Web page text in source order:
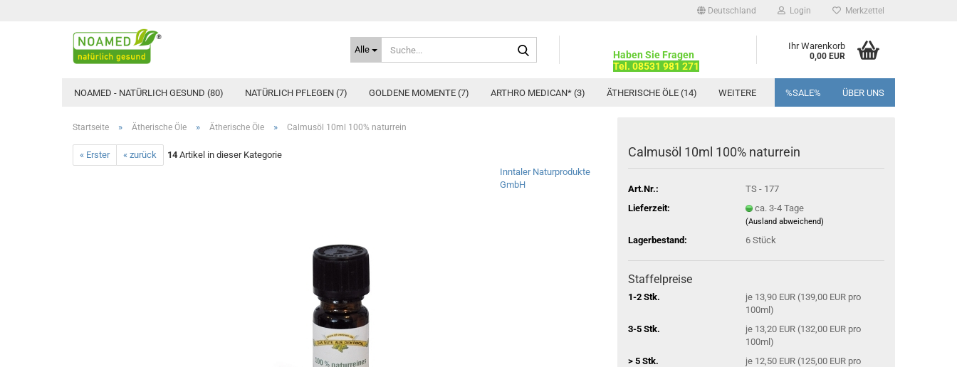
Deutschland Login Merkzettel
Alle
Haben Sie Fragen
Tel. 08531 981 271
Ihr Warenkorb
0,00 EUR
NOAMED - NATÜRLICH GESUND (80) NATÜRLICH PFLEGEN (7) GOLDENE MOMENTE (7) ARTHRO MEDICAN* (3) ÄTHERISCHE ÖLE (14) %SALE% ÜBER UNS
WEITERE
Startseite » Ätherische Öle » Ätherische Öle » Calmusöl 10ml 100% naturrein
« Erster « zurück 14 Artikel in dieser Kategorie
Inntaler Naturprodukte
GmbH
Calmusöl 10ml 100% naturrein
Art.Nr.:
TS - 177
Lieferzeit:
ca. 3-4 Tage
(Ausland abweichend)
Lagerbestand: 6 Stück
Staffelpreise
1-2 Stk.
je 13,90 EUR (139,00 EUR pro
100ml)
3-5 Stk.
je 13,20 EUR (132,00 EUR pro
100ml)
> 5 Stk.
je 12,50 EUR (125,00 EUR pro